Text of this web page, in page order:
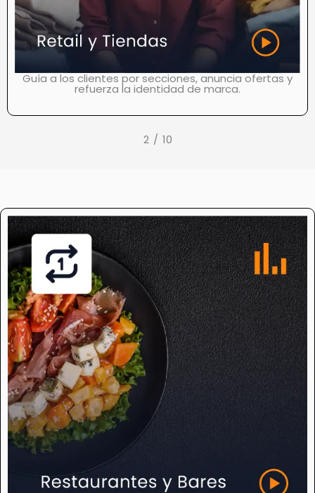
Guía a los clientes por secciones, anuncia ofertas y
refuerza la identidad de marca.
2 / 10